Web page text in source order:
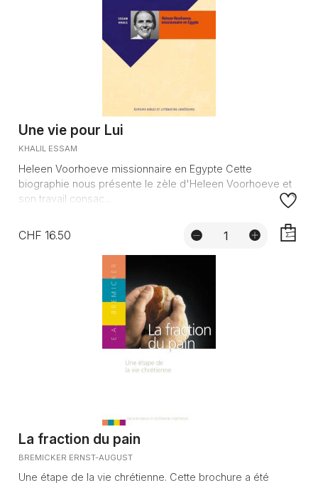
Une vie pour Lui
KHALIL ESSAM
Heleen Voorhoeve missionnaire en Egypte Cette
biographie nous présente le zèle d'Heleen Voorhoeve et
son travail consac...
CHF 16.50
La fraction du pain
BREMICKER ERNST-AUGUST
Une étape de la vie chrétienne. Cette brochure a été